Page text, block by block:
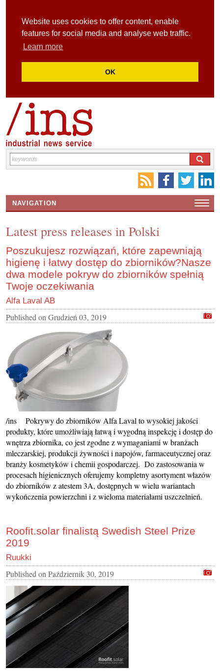
Website uses cookies to offer content, enable
features for social media and analyse web traffic.
Learn more
OK
NAVIGATION
CONTACT US
INS MAIN WEBSITE
ABOUT US
Latest press releases in Polski
Poszukujesz rozwiązań, które zapewniają
higienę i łatwy dostęp do zbiorników?Nasze
dwa modele pokryw do zbiorników spełnią
Twoje oczekiwania
Alfa Laval AB
Published on Grudzień 03, 2019
/ins Pokrywy do zbiorników Alfa Laval to wysokiej jakości
produkty, które umożliwiają łatwą i wygodną inspekcję i dostęp do
wnętrza zbiornika, co jest zgodne z wymaganiami w branżach
mleczarskiej, produkcji żywności i napojów, farmaceutycznej oraz
branży kosmetyków i chemii gospodarczej. Do zastosowania w
procesach higienicznych oferujemy kompletny asortyment włazów
do zbiorników z atestem 3A, dostępnych w wielu wariantach
wykończenia powierzchni i z wieloma materiałami uszczelnień.
Roofit.solar finalistą Swedish Steel Prize
2019
Ruukki
Published on Październik 30, 2019